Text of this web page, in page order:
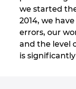
we started
2014, we
errors, our
and the level
is